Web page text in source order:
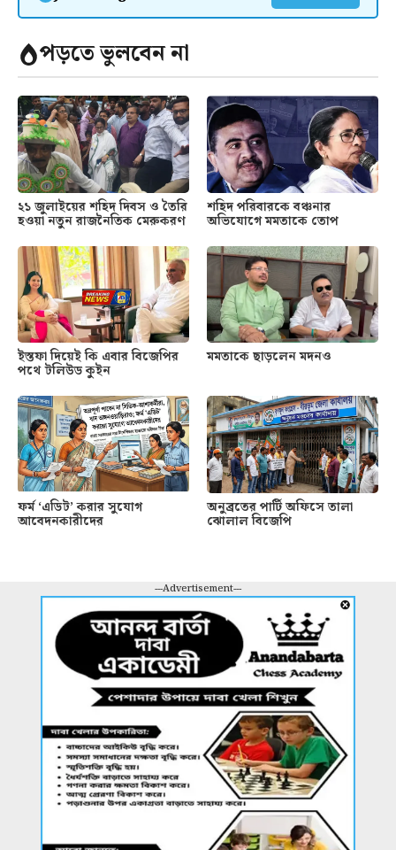
পড়তে ভুলবেন না
২১ জুলাইয়ের শহিদ দিবস ও তৈরি
হওয়া নতুন রাজনৈতিক মেরুকরণ
শহিদ পরিবারকে বঞ্চনার
অভিযোগে মমতাকে তোপ
ইস্তফা দিয়েই কি এবার বিজেপির
পথে টলিউড কুইন
মমতাকে ছাড়লেন মদনও
ফর্ম ‘এডিট’ করার সুযোগ
আবেদনকারীদের
অনুব্রতের পার্টি অফিসে তালা
ঝোলাল বিজেপি
---Advertisement---